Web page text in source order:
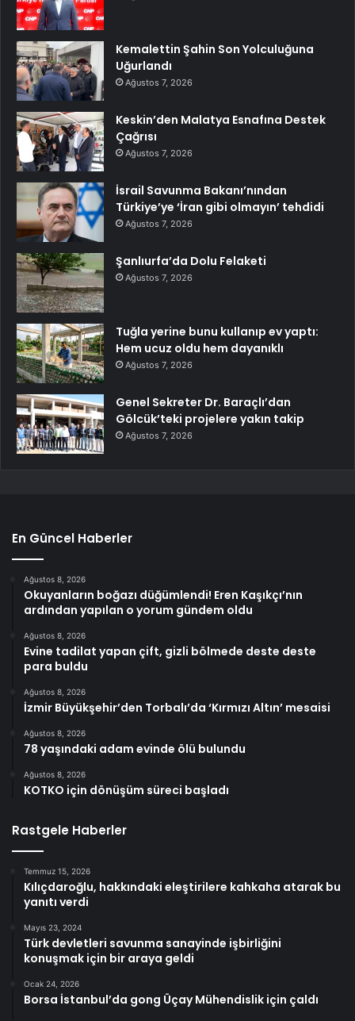
Kemalettin Şahin Son Yolculuğuna
Uğurlandı
Ağustos 7, 2026
Keskin’den Malatya Esnafına Destek
Çağrısı
Ağustos 7, 2026
İsrail Savunma Bakanı’nından
Türkiye’ye ‘İran gibi olmayın’ tehdidi
Ağustos 7, 2026
Şanlıurfa’da Dolu Felaketi
Ağustos 7, 2026
Tuğla yerine bunu kullanıp ev yaptı:
Hem ucuz oldu hem dayanıklı
Ağustos 7, 2026
Genel Sekreter Dr. Baraçlı’dan
Gölcük’teki projelere yakın takip
Ağustos 7, 2026
En Güncel Haberler
Ağustos 8, 2026
Okuyanların boğazı düğümlendi! Eren Kaşıkçı’nın
ardından yapılan o yorum gündem oldu
Ağustos 8, 2026
Evine tadilat yapan çift, gizli bölmede deste deste
para buldu
Ağustos 8, 2026
İzmir Büyükşehir’den Torbalı’da ‘Kırmızı Altın’ mesaisi
Ağustos 8, 2026
78 yaşındaki adam evinde ölü bulundu
Ağustos 8, 2026
KOTKO için dönüşüm süreci başladı
Rastgele Haberler
Temmuz 15, 2026
Kılıçdaroğlu, hakkındaki eleştirilere kahkaha atarak bu
yanıtı verdi
Mayıs 23, 2024
Türk devletleri savunma sanayinde işbirliğini
konuşmak için bir araya geldi
Ocak 24, 2026
Borsa İstanbul’da gong Üçay Mühendislik için çaldı